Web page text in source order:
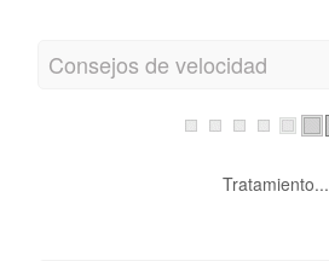
Consejos de velocidad
Tratamiento...